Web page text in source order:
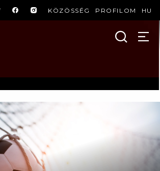
KÖZÖSSÉG PROFILOM HU